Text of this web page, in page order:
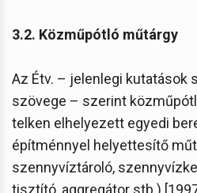
3.2. Közműpótló műtárgy
Az Étv. – jelenlegi kutatások
szövege – szerint
telken elhelyezett egyedi
építménnyel helyettesítő
szennyvíztároló,
tisztító, aggregátor stb.)